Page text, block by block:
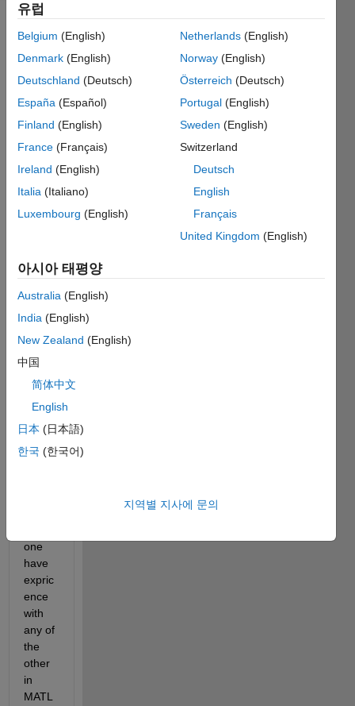
I am
lookin
g to
conne
SAP
BW or
have
sever
al
meth
The
java
SDK
an
option
becau
one
have
expric
ence
with
any of
the
other
in
MATL
유럽
Belgium (English)
Denmark (English)
Deutschland (Deutsch)
España (Español)
Finland (English)
France (Français)
Ireland (English)
Italia (Italiano)
Luxembourg (English)
Netherlands(English)
Norway(English)
Österreich (Deutsch)
Portugal(English)
Sweden (English)
Switzerland
Deutsch
English
Français
United Kingdom (English)
아시아 태평양
Australia (English)
India (English)
New Zealand (English)
中国
简体中文
English
日本 (日本語)
한국 (한국어)
지역별 지사에 문의